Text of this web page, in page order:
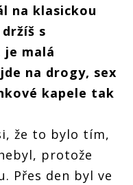
na klasickou
s
malá
na drogy, sex
kapele tak
že to bylo tím,
protože
Přes den byl ve